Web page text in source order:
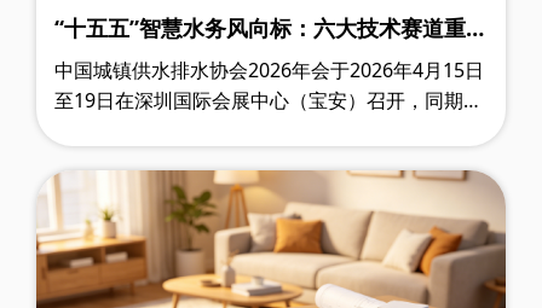
“十五五”智慧水务风向标：六大技术赛道重新
定义行业未来
中国城镇供水排水协会2026年会于2026年4月15日
至19日在深圳国际会展中心（宝安）召开，同期举